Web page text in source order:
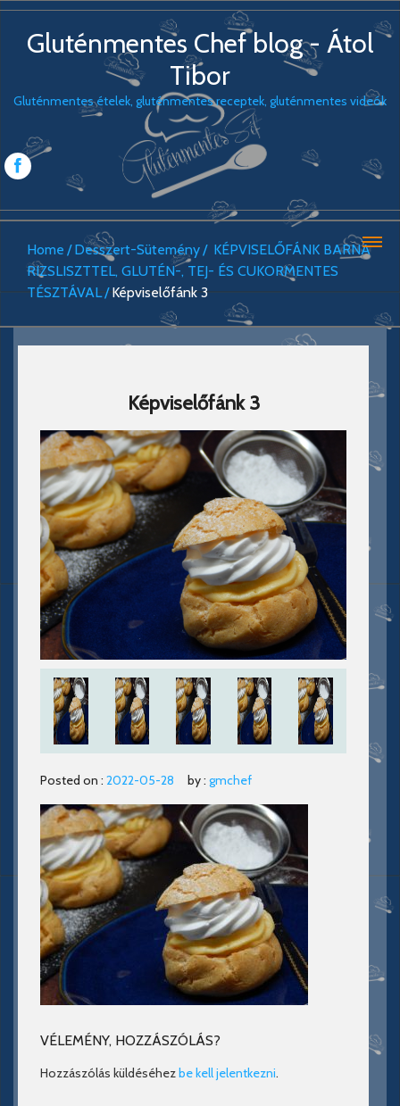
Gluténmentes Chef blog - Átol
Tibor
Gluténmentes ételek, gluténmentes receptek, gluténmentes videók
Home Desszert-Sütemény
KÉPVISELŐFÁNK BARNA
RIZSLISZTTEL, GLUTÉN-, TEJ- ÉS CUKORMENTES
TÉSZTÁVAL Képviselőfánk 3
Képviselőfánk 3
Posted on : 2022-05-28 by : gmchef
VÉLEMÉNY, HOZZÁSZÓLÁS?
Hozzászólás küldéséhezbe kell jelentkezni.